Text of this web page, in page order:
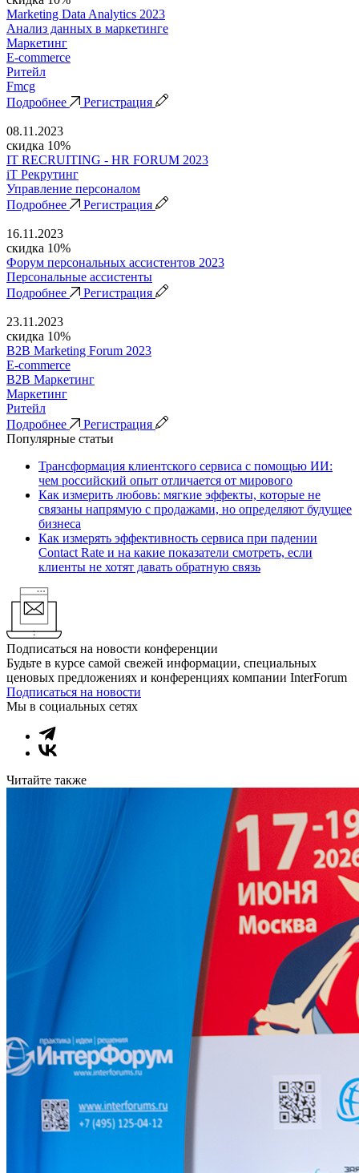
Marketing Data Analytics 2023
Анализ данных в маркетинге
Маркетинг
E-commerce
Ритейл
Fmcg
Подробнее
Регистрация
08.11.2023
скидка 10%
IT RECRUITING - HR FORUM 2023
iT Рекрутинг
Управление персоналом
Подробнее
Регистрация
16.11.2023
скидка 10%
Форум персональных ассистентов 2023
Персональные ассистенты
Подробнее
Регистрация
23.11.2023
скидка 10%
B2B Marketing Forum 2023
E-commerce
B2B Маркетинг
Маркетинг
Ритейл
Подробнее
Регистрация
Популярные статьи
Трансформация клиентского сервиса с помощью ИИ:
чем российский опыт отличается от мирового
Как измерить любовь: мягкие эффекты, которые не
связаны напрямую с продажами, но определяют будущее
бизнеса
Как измерять эффективность сервиса при падении
Contact Rate и на какие показатели смотреть, если
клиенты не хотят давать обратную связь
Подписаться на новости конференции
Будьте в курсе самой свежей информации, специальных
ценовых предложениях и конференциях компании InterForum
Подписаться на новости
Мы в социальных сетях
Читайте также